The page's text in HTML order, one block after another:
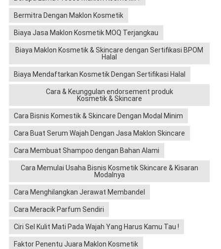
Bermitra Dengan Maklon Kosmetik
Biaya Jasa Maklon Kosmetik MOQ Terjangkau
Biaya Maklon Kosmetik & Skincare dengan Sertifikasi BPOM
Halal
Biaya Mendaftarkan Kosmetik Dengan Sertifikasi Halal
Cara & Keunggulan endorsement produk
Kosmetik & Skincare
Cara Bisnis Komestik & Skincare Dengan Modal Minim
Cara Buat Serum Wajah Dengan Jasa Maklon Skincare
Cara Membuat Shampoo dengan Bahan Alami
Cara Memulai Usaha Bisnis Kosmetik Skincare & Kisaran
Modalnya
Cara Menghilangkan Jerawat Membandel
Cara Meracik Parfum Sendiri
Ciri Sel Kulit Mati Pada Wajah Yang Harus Kamu Tau !
Faktor Penentu Juara Maklon Kosmetik